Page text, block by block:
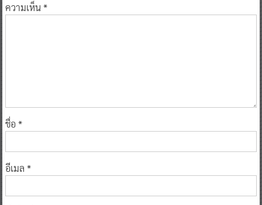
ความเห็น*
ชื่อ *
อีเมล *